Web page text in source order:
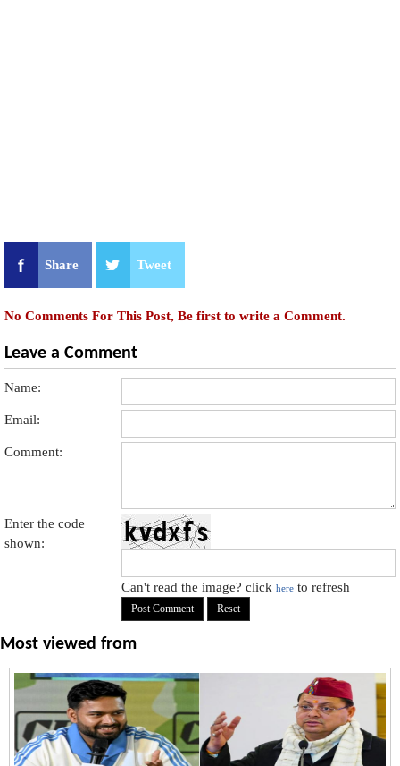
Share Tweet
No Comments For This Post, Be first to write a Comment.
Leave a Comment
Name:
Email:
Comment:
Enter the code
shown:
Can't read the image? clickhere to refresh
Most viewed from